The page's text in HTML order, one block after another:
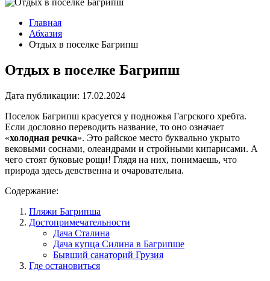
Главная
Абхазия
Отдых в поселке Багрипш
Отдых в поселке Багрипш
Дата публикации: 17.02.2024
Поселок Багрипш красуется у подножья Гагрского хребта.
Если дословно переводить название, то оно означает
«холодная речка». Это райское место буквально укрыто
вековыми соснами, олеандрами и стройными кипарисами. А
чего стоят буковые рощи! Глядя на них, понимаешь, что
природа здесь девственна и очаровательна.
Содержание:
Пляжи Багрипша
Достопримечательности
Дача Сталина
Дача купца Силина в Багрипше
Бывший санаторий Грузия
Где остановиться